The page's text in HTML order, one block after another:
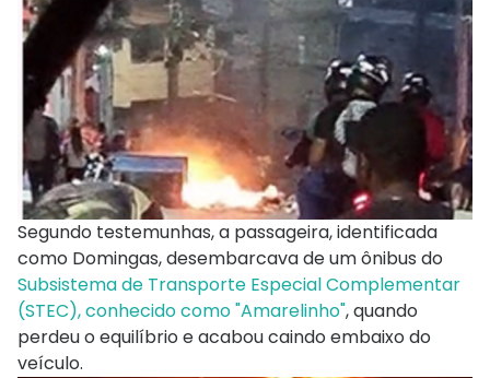
Segundo testemunhas, a passageira, identificada
como Domingas, desembarcava de um ônibus do
Subsistema de Transporte Especial Complementar
(STEC), conhecido como "Amarelinho", quando
perdeu o equilíbrio e acabou caindo embaixo do
veículo.